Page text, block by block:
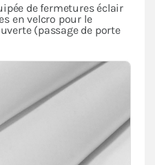
de fermetures éclair
en velcro pour le
(passage de porte